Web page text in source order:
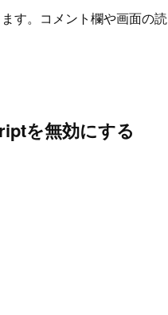
す。コメント欄や画面の読
を無効にする